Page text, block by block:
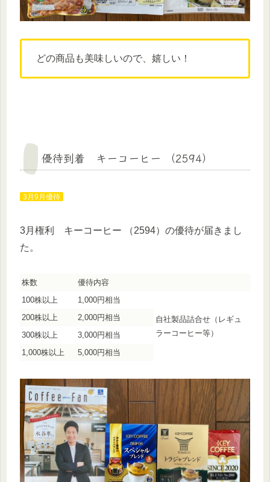
どの商品も美味しいので、嬉しい！
優待到着 キーコーヒー （2594）
3月9月優待
3月権利 キーコーヒー （2594）の優待が届きまし
た。
株数
優待内容
100株以上
1,000円相当
自社製品詰合せ（レギュ
ラーコーヒー等）
200株以上
2,000円相当
300株以上
3,000円相当
1,000株以上
5,000円相当